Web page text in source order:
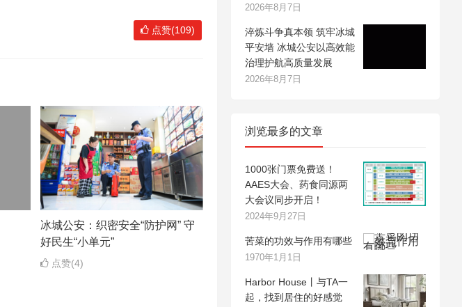
点赞(109)
冰城公安：织密安全“防护网” 守
好民生“小单元”
点赞(4)
2026年8月7日
淬炼斗争真本领 筑牢冰城
平安墙 冰城公安以高效能
治理护航高质量发展
2026年8月7日
浏览最多的文章
1000张门票免费送！
AAES大会、药食同源两
大会议同步开启！
2024年9月27日
苦菜的功效与作用有哪些
1970年1月1日
Harbor House丨与TA一
起，找到居住的好感觉